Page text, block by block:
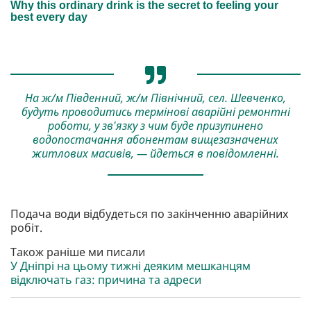
На ж/м Південний, ж/м Північний, сел. Шевченко,
будуть проводитись термінові аварійні ремонтні
роботи, у зв'язку з чим буде призупинено
водопостачання абонентам вищезазначених
житлових масивів, — йдеться в повідомленні.
Подача води відбудеться по закінченню аварійних
робіт.
Також раніше ми писали
У Дніпрі на цьому тижні деяким мешканцям
відключать газ: причина та адреси